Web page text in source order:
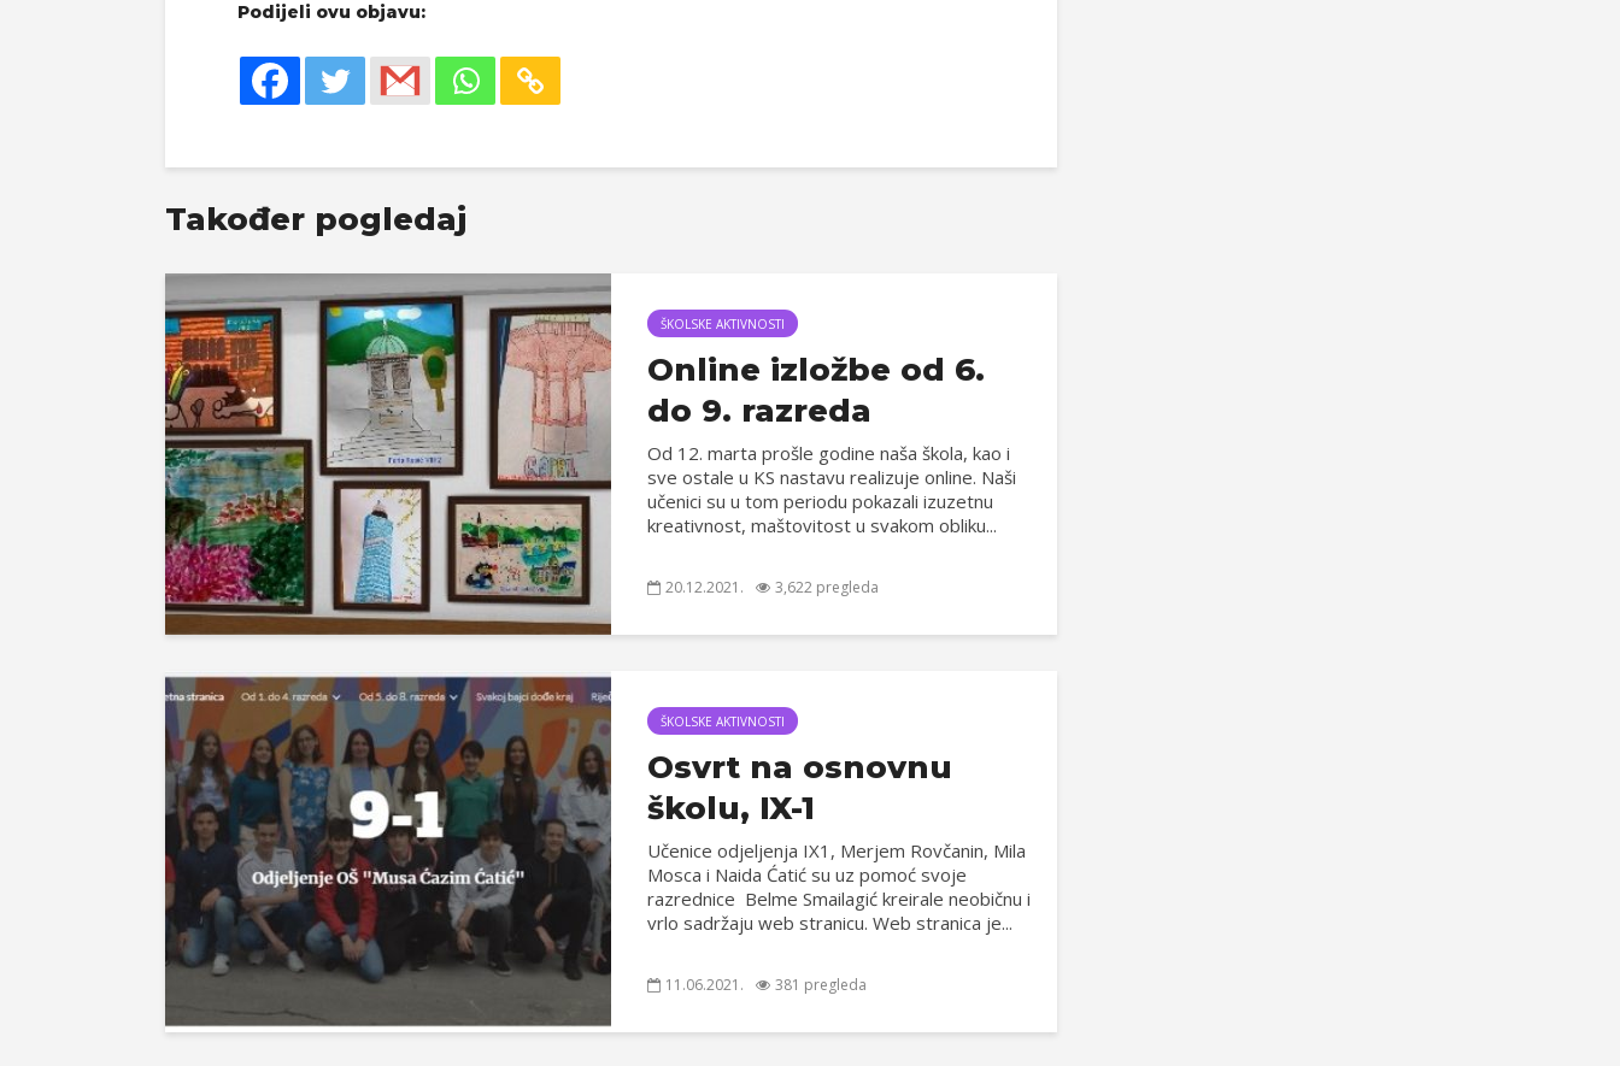
Podijeli ovu objavu:
Također pogledaj
ŠKOLSKE AKTIVNOSTI
Online izložbe od 6.
do 9. razreda
Od 12. marta prošle godine naša škola, kao i
sve ostale u KS nastavu realizuje online. Naši
učenici su u tom periodu pokazali izuzetnu
kreativnost, maštovitost u svakom obliku...
20.12.2021. 3,622 pregleda
ŠKOLSKE AKTIVNOSTI
Osvrt na osnovnu
školu, IX-1
Učenice odjeljenja IX1, Merjem Rovčanin, Mila
Mosca i Naida Ćatić su uz pomoć svoje
razrednice Belme Smailagić kreirale neobičnu i
vrlo sadržaju web stranicu. Web stranica je...
11.06.2021. 381 pregleda